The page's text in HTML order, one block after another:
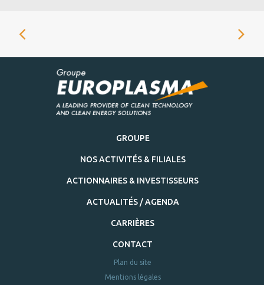
GROUPE
NOS ACTIVITÉS & FILIALES
ACTIONNAIRES & INVESTISSEURS
ACTUALITÉS / AGENDA
CARRIÈRES
CONTACT
Plan du site
Mentions légales